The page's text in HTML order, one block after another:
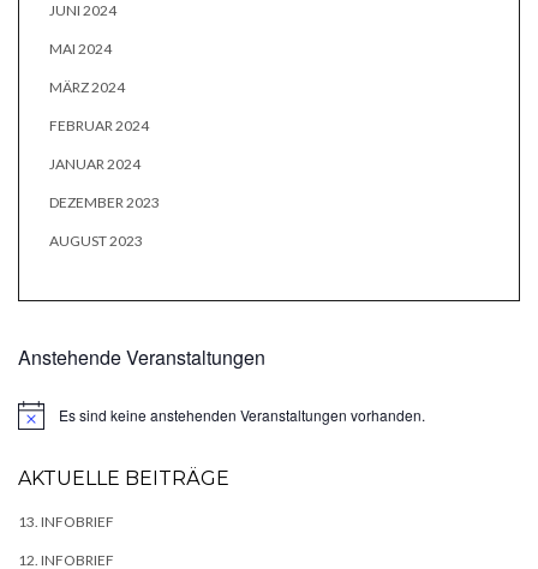
JUNI 2024
MAI 2024
MÄRZ 2024
FEBRUAR 2024
JANUAR 2024
DEZEMBER 2023
AUGUST 2023
Anstehende Veranstaltungen
HinweisEs sind keine anstehenden Veranstaltungen vorhanden.
AKTUELLE BEITRÄGE
13. INFOBRIEF
12. INFOBRIEF